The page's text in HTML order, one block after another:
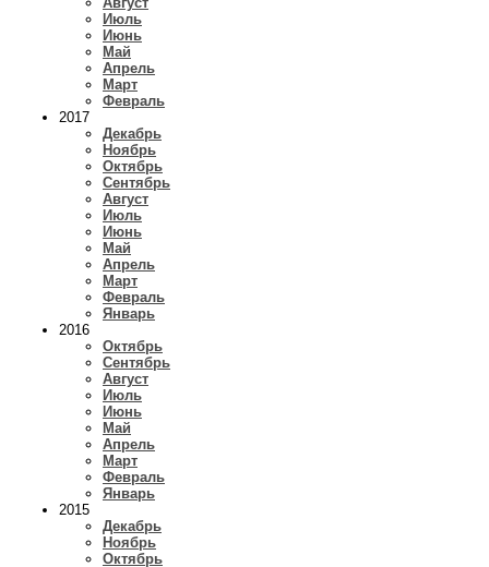
Июль
Июнь
Май
Апрель
Март
Февраль
2017
Декабрь
Ноябрь
Октябрь
Сентябрь
Август
Июль
Июнь
Май
Апрель
Март
Февраль
Январь
2016
Октябрь
Сентябрь
Август
Июль
Июнь
Май
Апрель
Март
Февраль
Январь
2015
Декабрь
Ноябрь
Октябрь